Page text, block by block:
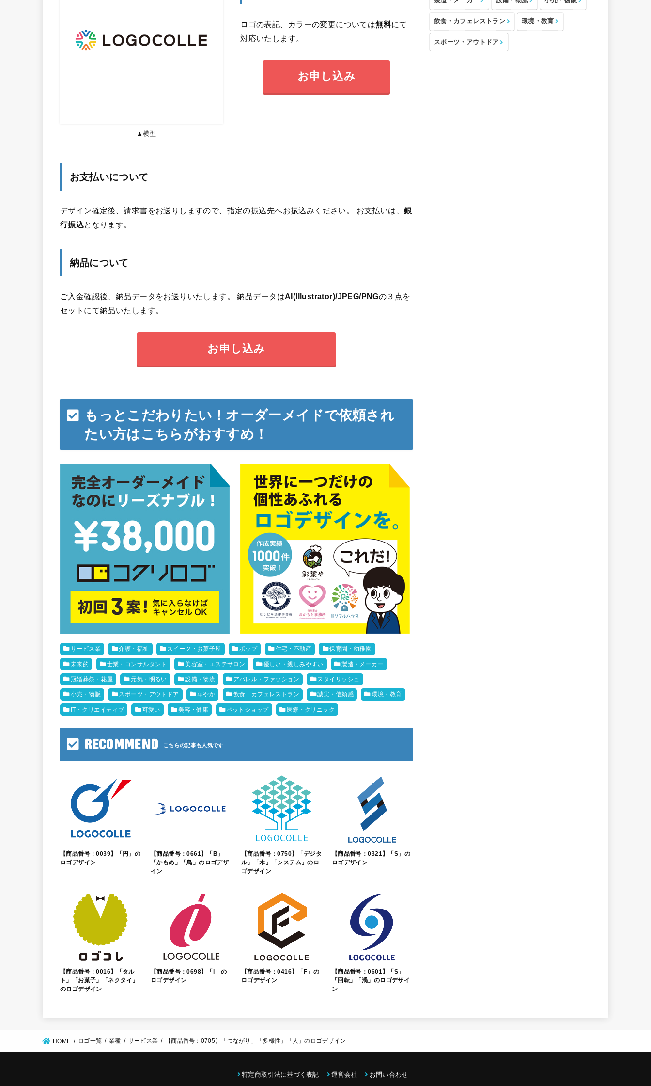
▲横型
ロゴの表記、カラーの変更については無料にて
対応いたします。
お申し込み
お支払いについて
デザイン確定後、請求書をお送りしますので、指定の振込先へお振込みください。 お支払いは、銀
行振込となります。
納品について
ご入金確認後、納品データをお送りいたします。 納品データはAI(Illustrator)/JPEG/PNGの３点を
セットにて納品いたします。
お申し込み
もっとこだわりたい！オーダーメイドで依頼され
たい方はこちらがおすすめ！
サービス業 介護・福祉 スイーツ・お菓子屋 ポップ 住宅・不動産 保育園・幼稚園
未来的 士業・コンサルタント 美容室・エステサロン 優しい・親しみやすい 製造・メーカー
冠婚葬祭・花屋 元気・明るい 設備・物流 アパレル・ファッション スタイリッシュ
小売・物販 スポーツ・アウトドア 華やか 飲食・カフェレストラン 誠実・信頼感 環境・教育
IT・クリエイティブ 可愛い 美容・健康 ペットショップ 医療・クリニック
RECOMMEND
【商品番号：0039】「円」の
ロゴデザイン
【商品番号：0661】「B」
「かもめ」「鳥」のロゴデザ
イン
【商品番号：0750】「デジタ
ル」「木」「システム」のロ
ゴデザイン
【商品番号：0321】「S」の
ロゴデザイン
【商品番号：0016】「タル
ト」「お菓子」「ネクタイ」
のロゴデザイン
【商品番号：0698】「i」の
ロゴデザイン
【商品番号：0416】「F」の
ロゴデザイン
【商品番号：0601】「S」
「回転」「渦」のロゴデザイ
ン
飲食・カフェレストラン 環境・教育
スポーツ・アウトドア
HOME ロゴ一覧 業種 サービス業 【商品番号：0705】「つながり」「多様性」「人」のロゴデザイン
特定商取引法に基づく表記 運営会社 お問い合わせ